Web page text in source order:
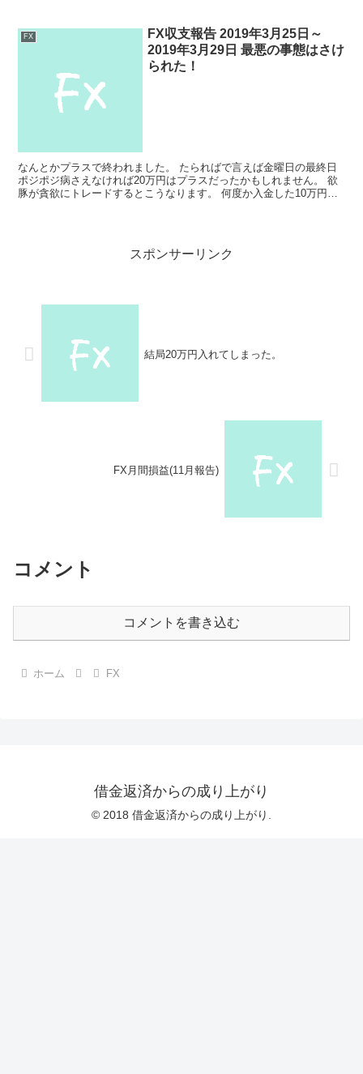
FX
FX収支報告 2019年3月25日～
2019年3月29日 最悪の事態はさけ
られた！
なんとかプラスで終われました。 たらればで言えば金曜日の最終日
ポジポジ病さえなければ20万円はプラスだったかもしれません。 欲
豚が貪欲にトレードするとこうなります。 何度か入金した10万円が
スポンサーリンク
結局20万円入れてしまった。
FX月間損益(11月報告)
コメント
コメントを書き込む
ホーム FX
借金返済からの成り上がり
© 2018 借金返済からの成り上がり.